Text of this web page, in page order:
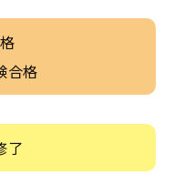
合格
了